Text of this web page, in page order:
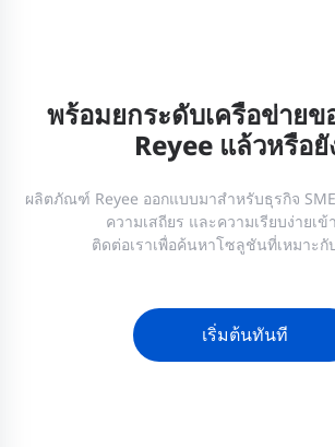
พร้อมยกระดับเครือข่าย
Reyee แล้วหรือยั
ผลิตภัณฑ์ Reyee ออกแบบมาสำหรับธุรกิจ
ความเสถียร และความเรียบง่ายเข้
ติดต่อเราเพื่อค้นหาโซลูชันที่เหมาะ
เริ่มต้นทันที